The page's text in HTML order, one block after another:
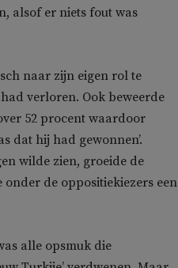
alsof er niets fout was
naar zijn eigen rol te
verloren. Ook beweerde
52 procent waardoor
dat hij had gewonnen’.
wilde zien, groeide de
de oppositiekiezers een
alle opsmuk die